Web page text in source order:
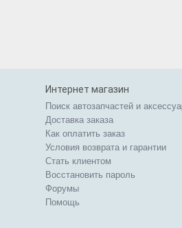
Интернет магазин
Поиск автозапчастей и
Доставка заказа
Как оплатить заказ
Условия возврата и гарантии
Стать клиентом
Восстановить пароль
Форумы
Помощь